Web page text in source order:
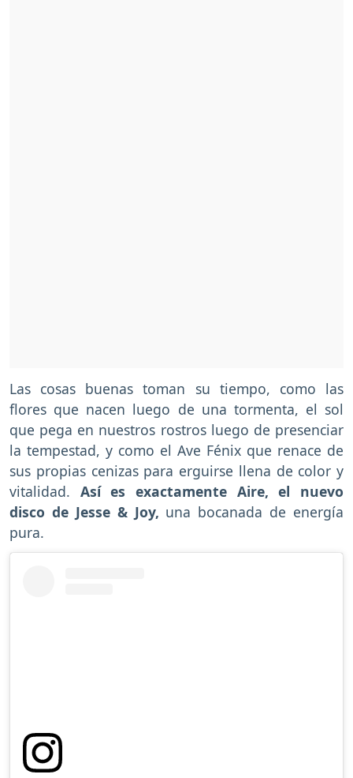
Las cosas buenas toman su tiempo, como las
flores que nacen luego de una tormenta, el sol
que pega en nuestros rostros luego de presenciar
la tempestad, y como el Ave Fénix que renace de
sus propias cenizas para erguirse llena de color y
vitalidad. Así es exactamente Aire, el nuevo
disco de Jesse & Joy, una bocanada de energía
pura.